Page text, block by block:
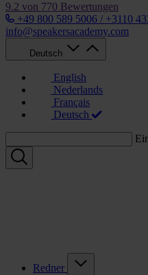
9.2 von 770 Bewertungen
+49 800 589 5006 / +3110
info@speakersacademy.com
Deutsch
English
Nederlands
Français
Deutsch
Redner